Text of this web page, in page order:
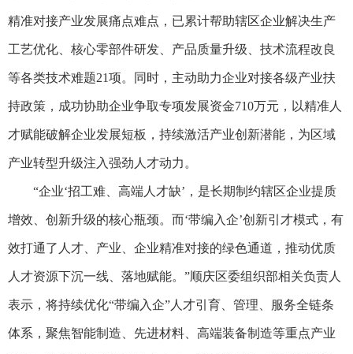
精准对接产业发展痛点难点，已累计帮助辖区企业解决生产
工艺优化、核心零部件研发、产品质量升级、技术流程改良
等各类技术难题21项。同时，主动助力企业对接各级产业扶
持政策，成功协助企业争取专项发展资金710万元，以精准人
才赋能破解企业发展短板，持续激活产业创新潜能，为区域
产业转型升级注入强劲人才动力。
“企业‘招工难、高端人才缺’，是长期制约辖区企业提质
增效、创新升级的核心瓶颈。而‘带编入企’创新引才模式，有
效打通了人才、产业、企业精准对接的绿色通道，推动优质
人才资源下沉一线、落地赋能。”顺庆区委组织部相关负责人
表示，将持续优化“带编入企”人才引育、管理、服务全链条
体系，聚焦智能制造、先进材料、高端装备制造等重点产业